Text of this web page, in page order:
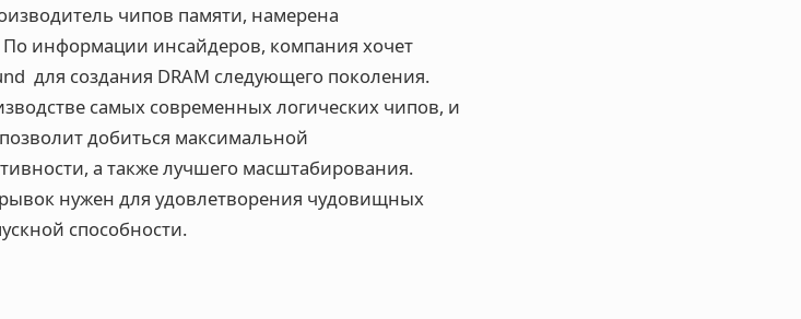
чипов памяти, намерена
информации инсайдеров, компания хочет
для создания DRAM следующего поколения.
самых современных логических чипов, и
добиться максимальной
а также лучшего масштабирования.
нужен для удовлетворения чудовищных
способности.